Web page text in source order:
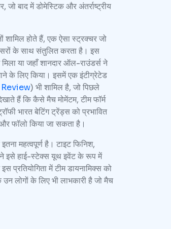
बाद में डोमेस्टिक और अंतर्राष्ट्रीय
शामिल होते हैं, एक ऐसा स्ट्रक्चर जो
के साथ संतुलित करता है। इस
या जहाँ शानदार ऑल-राउंडर्स ने
के लिए किया। इसमें एक इंटीग्रेटेड
) भी शामिल है, जो पिछले
हैं कि कैसे मैच मोमेंटम, टीम फॉर्म
भारत बेटिंग ट्रेंड्स को प्रभावित
और फॉलो किया जा सकता है।
महत्वपूर्ण है। टाइट फिनिश,
ने इसे हाई-स्टेक्स यूथ इवेंट के रूप में
प्रतियोगिता में टीम डायनामिक्स को
लोगों के लिए भी लाभकारी है जो मैच